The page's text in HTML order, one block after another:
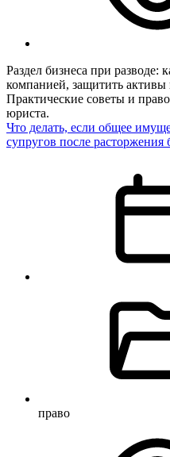
Раздел бизнеса при разводе:
компанией, защитить
Практические советы и
юриста.
Что делать, если общее
супругов после расторжения
право